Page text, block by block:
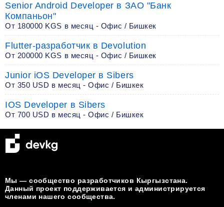
Senior Android Developer в ЗАО "Банк
Компаньон"
От 180000 KGS в месяц - Офис / Бишкек
Flutter-разработчик в Devolution
От 200000 KGS в месяц - Офис / Бишкек
Junior iOS Developer в Sibers
От 350 USD в месяц - Офис / Бишкек
IOS Developer в Sibers
От 700 USD в месяц - Офис / Бишкек
Мы — сообщество разработчиков Кыргызстана.
Данный проект поддерживается и администрируется
членами нашего сообщества.